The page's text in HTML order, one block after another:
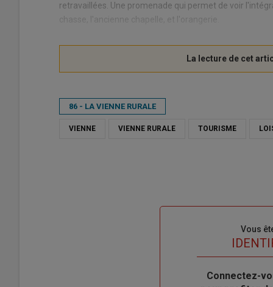
retravaillées. Une promenade qui permet de voir
chasse, l'ancienne chapelle, et l'orangerie.
86 - LA VIENNE RURALE
VIENNE VIENNE RURALE TOURISME
Vous
Body
Connectez-